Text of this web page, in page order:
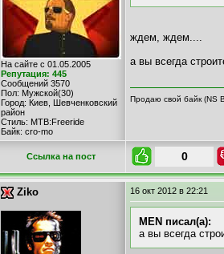
На сайте с 01.05.2005
Репутация: 445
Сообщений 3570
Пол: Мужской(30)
Город: Киев, Шевченковский
район
Стиль: MTB:Freeride
Байк: cro-mo
ждем, ждем....
а вы всегда
Продаю свой байк (NS
Cсылка на пост 0
Ziko 16 окт 2012 в 22:21
MEN писал(а):
а вы всегда